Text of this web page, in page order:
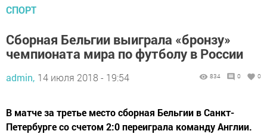
СПОРТ
Сборная Бельгии выиграла «бронзу»
чемпионата мира по футболу в России
admin, 14 июля 2018 - 19:54 834 0 0
В матче за третье место сборная Бельгии в Санкт-
Петербурге со счетом 2:0 переиграла команду Англии.